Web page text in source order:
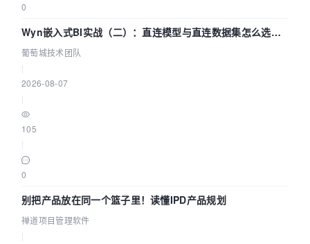
0
Wyn嵌入式BI实战（二）：直连模型与直连数据集怎么选，
参数为什么不生效？| 葡萄城技术团队
葡萄城技术团队
2026-08-07
105
0
别把产品放在同一个篮子里！读懂IPD产品规划
禅道项目管理软件